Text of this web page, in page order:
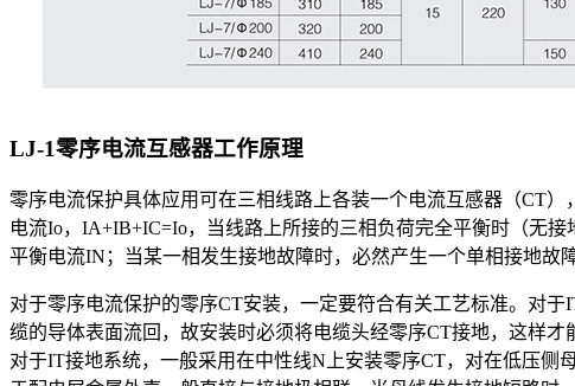
LJ-1零序电流互感器工作原理
零序电流保护具体应用可在三相线路上各装一个电流互感器（CT
电流Io，IA+IB+IC=Io，当线路上所接的三相负荷完全平衡时（无
平衡电流IN；当某一相发生接地故障时，必然产生一个单相接地故
对于零序电流保护的零序CT安装，一定要符合有关工艺标准。对
缆的导体表面流回，故安装时必须将电缆头经零序CT接地，这样
对于IT接地系统，一般采用在中性线N上安装零序CT，对在低压